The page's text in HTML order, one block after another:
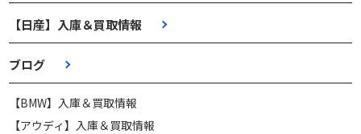
【日産】入庫＆買取情報
ブログ
【BMW】入庫＆買取情報
【アウディ】入庫＆買取情報